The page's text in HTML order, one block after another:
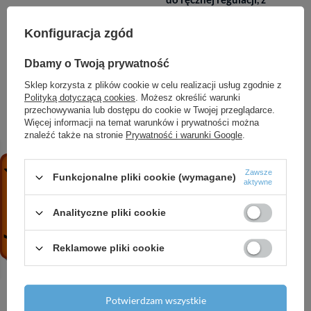
Rodzaj zaworu
odpowietrzającego
zespoły odpowietrzająco-
spustowe 1"x3/4"
Rozmiar belki automatyczny
jednostkowego
Zakres regulacji przepływu
zawory równoważąco-
Konfiguracja zgód
Dbamy o Twoją prywatność
Sklep korzysta z plików cookie w celu realizacji usług zgodnie z
Polityką dotyczącą cookies. Możesz określić warunki
przechowywania lub dostępu do cookie w Twojej przeglądarce.
Więcej informacji na temat warunków i prywatności można
znaleźć także na stronie Prywatność i warunki Google.
Funkcjonalne pliki cookie (wymagane)
Zawsze
aktywne
Analityczne pliki cookie
Reklamowe pliki cookie
Potwierdzam wszystkie